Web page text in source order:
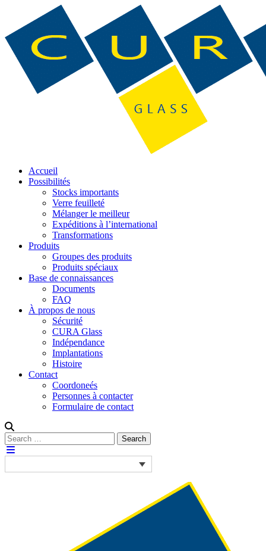
Accueil
Possibilités
Stocks importants
Verre feuilleté
Mélanger le meilleur
Expéditions à l’international
Transformations
Produits
Groupes des produits
Produits spéciaux
Base de connaissances
Documents
FAQ
À propos de nous
Sécurité
CURA Glass
Indépendance
Implantations
Histoire
Contact
Coordoneés
Personnes à contacter
Formulaire de contact
Rechercher : Search